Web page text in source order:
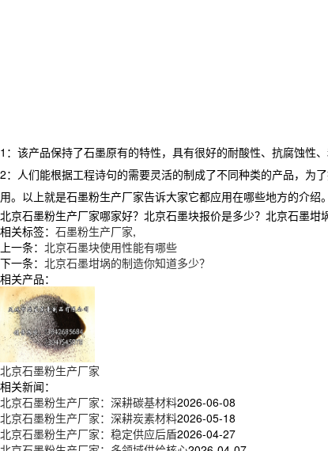
1：该产品保持了石墨原有的特性，具有很好的耐酸性、抗腐蚀性
2：人们能根据工程诗句的需要灵活的制成了不同种类的产品，为
用。以上就是石墨粉生产厂家告诉大家它都应用在哪些地方的介绍。
北京石墨粉生产厂家哪家好？北京石墨块报价是多少？北京石墨
相关标签： 石墨粉生产厂家,
上一条： 北京石墨块使用性能有哪些
下一条： 北京石墨坩埚的制造你知道多少？
相关产品：
北京石墨粉生产厂家
相关新闻：
北京石墨粉生产厂家：深耕碳基材料2026-06-08
北京石墨粉生产厂家：深耕炭素材料2026-05-18
北京石墨粉生产厂家：稳定供应后盾2026-04-27